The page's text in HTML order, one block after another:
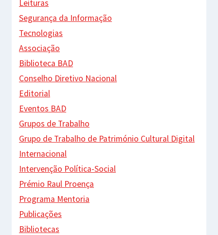
Leituras
Segurança da Informação
Tecnologias
Associação
Biblioteca BAD
Conselho Diretivo Nacional
Editorial
Eventos BAD
Grupos de Trabalho
Grupo de Trabalho de Património Cultural Digital
Internacional
Intervenção Política-Social
Prémio Raul Proença
Programa Mentoria
Publicações
Bibliotecas